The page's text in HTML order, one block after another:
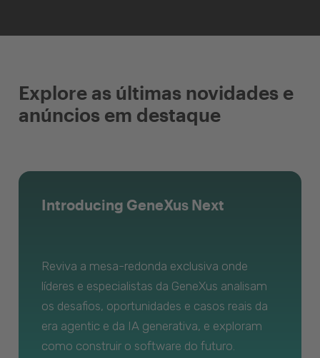
Explore as últimas novidades e
anúncios em destaque
Introducing GeneXus Next
Reviva a mesa-redonda exclusiva onde
líderes e especialistas da GeneXus analisam
os desafios, oportunidades e casos reais da
era agentic e da IA generativa, e exploram
como construir o software do futuro.